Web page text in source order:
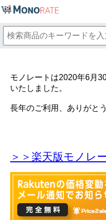
モノレートは2020年6月
いたしました。
長年のご利用、ありがと
＞＞楽天版モノレ